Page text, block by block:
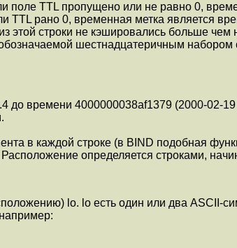
поле TTL пропущено или не равно 0,
TTL рано 0, временная метка является
этой строки не кэшировались больше
шестнадцатеричным
до времени 4000000038af1379 (2000-02-
в каждой строке (в BIND подобная
Расположение определяется строками,
lo. lo есть один или два ASCII-